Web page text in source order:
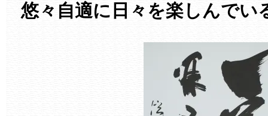
悠々自適に日々を楽しんでい